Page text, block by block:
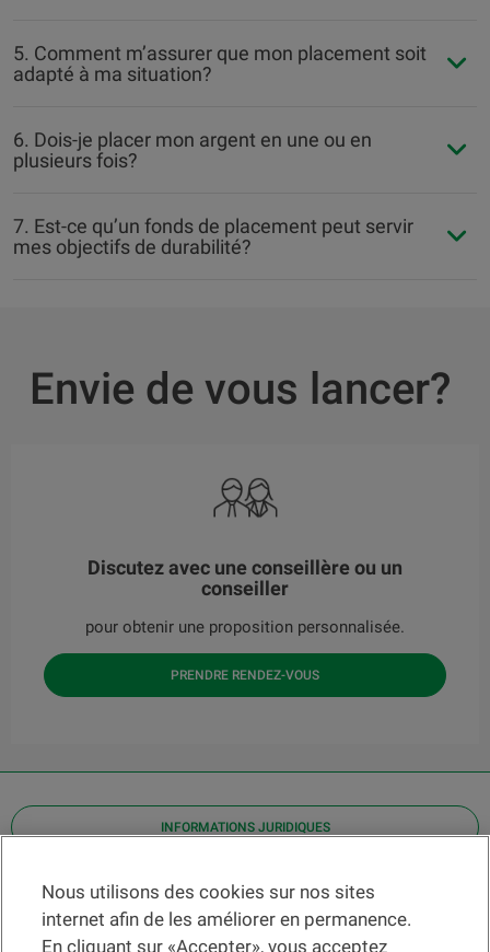
5. Comment m’assurer que mon placement soit
adapté à ma situation?
6. Dois-je placer mon argent en une ou en
plusieurs fois?
7. Est-ce qu’un fonds de placement peut servir
mes objectifs de durabilité?
Envie de vous lancer?
Discutez avec une conseillère ou un
conseiller
pour obtenir une proposition personnalisée.
PRENDRE RENDEZ-VOUS
INFORMATIONS JURIDIQUES
Contact
Localiser une agence
Nous utilisons des cookies sur nos sites
internet afin de les améliorer en permanence.
En cliquant sur «Accepter», vous acceptez